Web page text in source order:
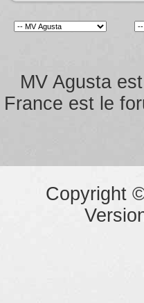
MV Agusta
France est le
Copyright